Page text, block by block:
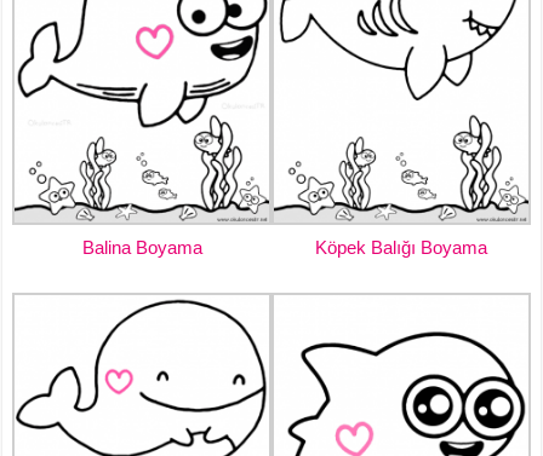
Balina Boyama Köpek Balığı Boyama